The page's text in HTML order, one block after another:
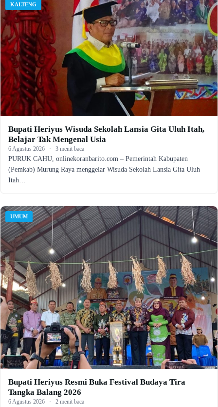
KALTENG
Bupati Heriyus Wisuda Sekolah Lansia Gita Uluh Itah,
Belajar Tak Mengenal Usia
6 Agustus 2026 · 3 menit baca
PURUK CAHU, onlinekoranbarito.com – Pemerintah Kabupaten
(Pemkab) Murung Raya menggelar Wisuda Sekolah Lansia Gita Uluh
Itah…
UMUM
Bupati Heriyus Resmi Buka Festival Budaya Tira
Tangka Balang 2026
6 Agustus 2026 · 2 menit baca